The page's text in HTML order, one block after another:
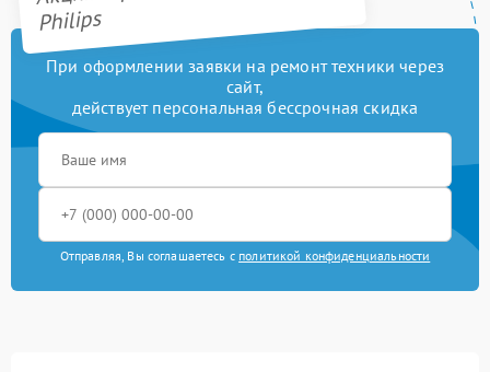
Philips
При оформлении заявки на ремонт техники через
сайт,
действует персональная бессрочная скидка
Отправляя, Вы соглашаетесь с политикой конфиденциальности